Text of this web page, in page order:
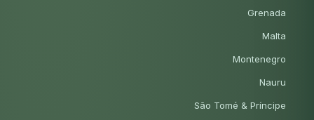
Grenada
Malta
Montenegro
Nauru
São Tomé & Príncipe